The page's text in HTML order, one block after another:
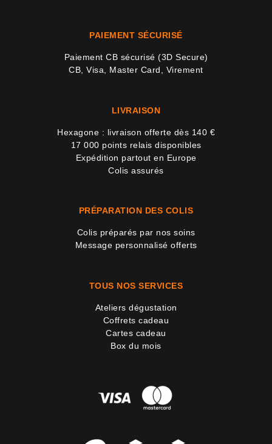
PAIEMENT SÉCURISÉ
Paiement CB sécurisé (3D Secure)
CB, Visa, Master Card, Virement
LIVRAISON
Hexagone : livraison offerte dès 140 €
17 000 points relais disponibles
Expédition partout en Europe
Colis assurés
PRÉPARATION DES COLIS
Colis préparés par nos soins
Message personnalisé offerts
TOUS NOS SERVICES
Ateliers dégustation
Coffrets cadeau
Cartes cadeau
Box du mois